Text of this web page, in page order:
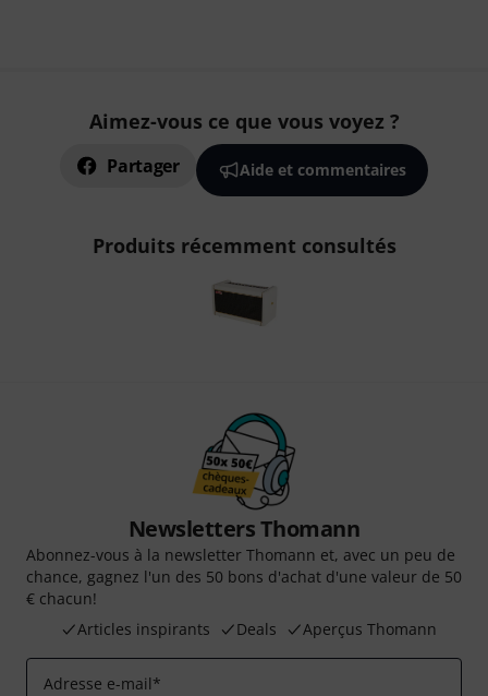
Aimez-vous ce que vous voyez ?
Partager Aide et commentaires
Produits récemment consultés
Newsletters Thomann
Abonnez-vous à la newsletter Thomann et, avec un peu de
chance, gagnez l'un des 50 bons d'achat d'une valeur de 50
€ chacun!
Articles inspirants
Deals Aperçus Thomann
Adresse e-mail*